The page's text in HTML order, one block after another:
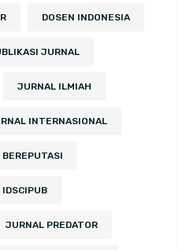
DOSEN INDONESIA
JURNAL
JURNAL ILMIAH
INTERNASIONAL
JURNAL PREDATOR